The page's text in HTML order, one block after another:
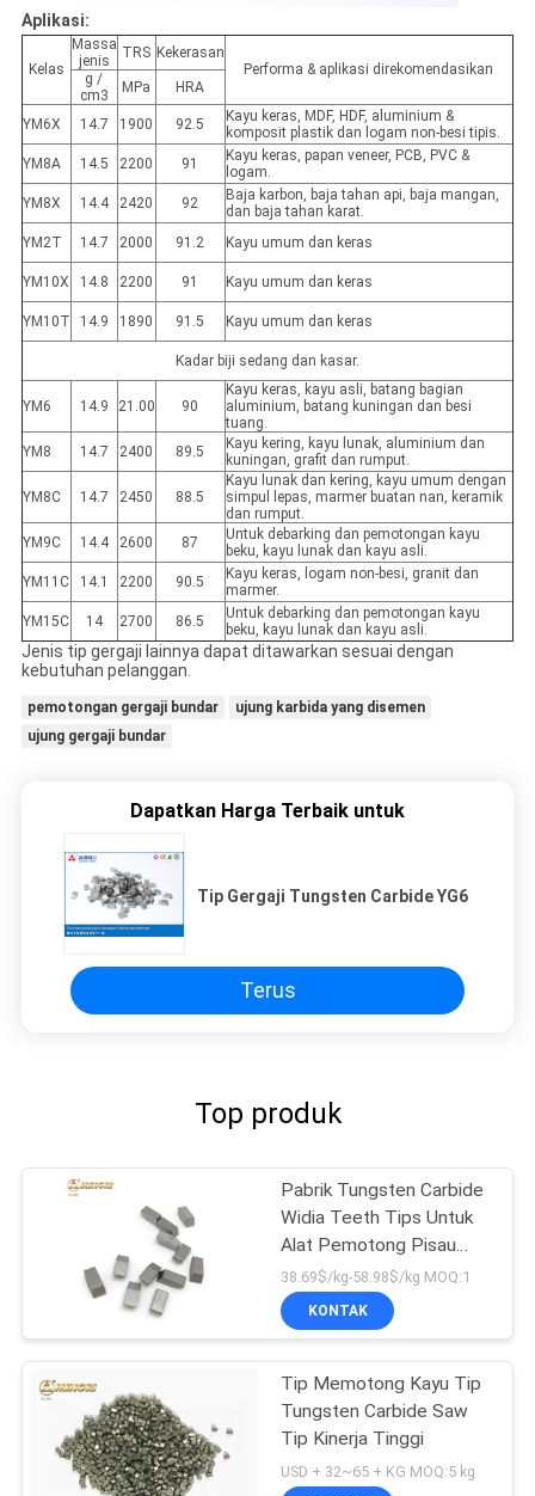
Aplikasi:
Kelas
Massa
jenis
TRS Kekerasan
Performa & aplikasi direkomendasikan
g /
cm3
MPa HRA
YM6X 14.7 1900 92.5
Kayu keras, MDF, HDF, aluminium &
komposit plastik dan logam non-besi tipis.
YM8A
14.5 2200 91
Kayu keras, papan veneer, PCB, PVC &
logam.
YM8X
14.4 2420 92
Baja karbon, baja tahan api, baja mangan,
dan baja tahan karat.
YM2T
14.7 2000 91.2 Kayu umum dan keras
YM10X 14.8 2200 91 Kayu umum dan keras
YM10T 14.9 1890 91.5 Kayu umum dan keras
Kadar biji sedang dan kasar.
YM6 14.9 21.00 90
Kayu keras, kayu asli, batang bagian
aluminium, batang kuningan dan besi
tuang.
YM8
14.7 2400 89.5
Kayu kering, kayu lunak, aluminium dan
kuningan, grafit dan rumput.
YM8C 14.7 2450 88.5
Kayu lunak dan kering, kayu umum dengan
simpul lepas, marmer buatan nan, keramik
dan rumput.
YM9C
14.4 2600 87
Untuk debarking dan pemotongan kayu
beku, kayu lunak dan kayu asli.
YM11C
14.1 2200 90.5
Kayu keras, logam non-besi, granit dan
marmer.
YM15C
14 2700 86.5
Untuk debarking dan pemotongan kayu
beku, kayu lunak dan kayu asli.
Jenis tip gergaji lainnya dapat ditawarkan sesuai dengan
kebutuhan pelanggan.
pemotongan gergaji bundar
ujung karbida yang disemen
ujung gergaji bundar
Dapatkan Harga Terbaik untuk
Tip Gergaji Tungsten Carbide YG6
Terus
Top produk
Pabrik Tungsten Carbide
Widia Teeth Tips Untuk
Alat Pemotong Pisau
Kayu Keras
38.69$/kg-58.98$/kg MOQ:1
KONTAK
Tip Memotong Kayu Tip
Tungsten Carbide Saw
Tip Kinerja Tinggi
USD + 32~65 + KG MOQ:5 kg